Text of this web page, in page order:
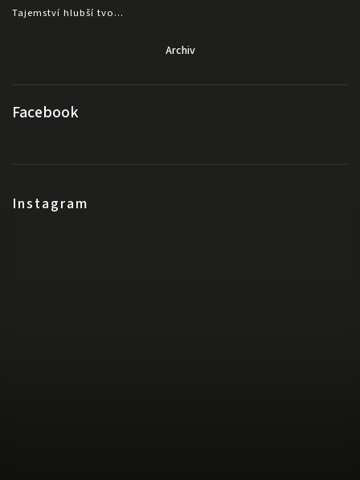
Tajemství hlubší tvo...
Archiv
Facebook
Instagram